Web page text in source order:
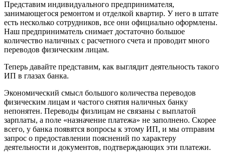
Представим индивидуального предпринимателя,
занимающегося ремонтом и отделкой квартир. У него в штате
есть несколько сотрудников, все они официально оформлены.
Наш предприниматель снимает достаточно большое
количество наличных с расчетного счета и проводит много
переводов физическим лицам.
Теперь давайте представим, как выглядит деятельность такого
ИП в глазах банка.
Экономический смысл большого количества переводов
физическим лицам и частого снятия наличных банку
непонятен. Переводы физлицам не связаны с выплатой
зарплаты, а поле «назначение платежа» не заполнено. Скорее
всего, у банка появятся вопросы к этому ИП, и мы отправим
запрос о предоставлении пояснений по характеру
деятельности и документов, подтверждающих эти платежи.